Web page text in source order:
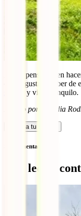
¿Estás pensando en
qué te gustaría saber
y viaja tranquilo.
Escrito por Claudia
Calcula tu seguro
Sin comentarios
Qué leer a